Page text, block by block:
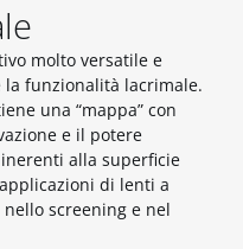
molto versatile e
funzionalità lacrimale.
una “mappa” con
e il potere
alla superficie
di lenti a
screening e nel